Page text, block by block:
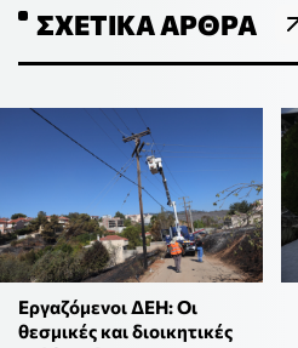
ΣΧΕΤΙΚΆ ΆΡΘΡΑ
Εργαζόμενοι ΔΕΗ: Οι
θεσμικές και διοικητικές